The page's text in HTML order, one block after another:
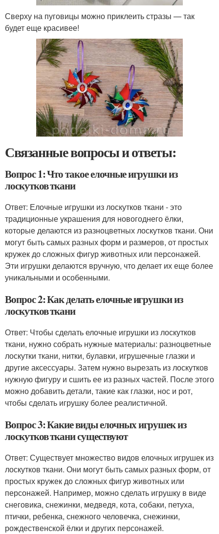
Сверху на пуговицы можно приклеить стразы — так
будет еще красивее!
Связанные вопросы и ответы:
Вопрос 1: Что такое елочные игрушки из
лоскутков ткани
Ответ: Елочные игрушки из лоскутков ткани - это
традиционные украшения для новогоднего ёлки,
которые делаются из разноцветных лоскутков ткани. Они
могут быть самых разных форм и размеров, от простых
кружек до сложных фигур животных или персонажей.
Эти игрушки делаются вручную, что делает их еще более
уникальными и особенными.
Вопрос 2: Как делать елочные игрушки из
лоскутков ткани
Ответ: Чтобы сделать елочные игрушки из лоскутков
ткани, нужно собрать нужные материалы: разноцветные
лоскутки ткани, нитки, булавки, игрушечные глазки и
другие аксессуары. Затем нужно вырезать из лоскутков
нужную фигуру и сшить ее из разных частей. После этого
можно добавить детали, такие как глазки, нос и рот,
чтобы сделать игрушку более реалистичной.
Вопрос 3: Какие виды елочных игрушек из
лоскутков ткани существуют
Ответ: Существует множество видов елочных игрушек из
лоскутков ткани. Они могут быть самых разных форм, от
простых кружек до сложных фигур животных или
персонажей. Например, можно сделать игрушку в виде
снеговика, снежинки, медведя, кота, собаки, петуха,
птички, ребенка, снежного человечка, снежинки,
рождественской ёлки и других персонажей.